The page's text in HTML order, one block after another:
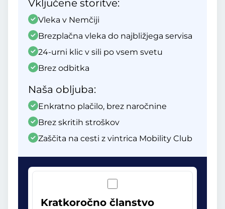
Vključene storitve:
Vleka v Nemčiji
Brezplačna vleka do najbližjega servisa
24-urni klic v sili po vsem svetu
Brez odbitka
Naša obljuba:
Enkratno plačilo, brez naročnine
Brez skritih stroškov
Zaščita na cesti z vintrica Mobility Club
Kratkoročno članstvo